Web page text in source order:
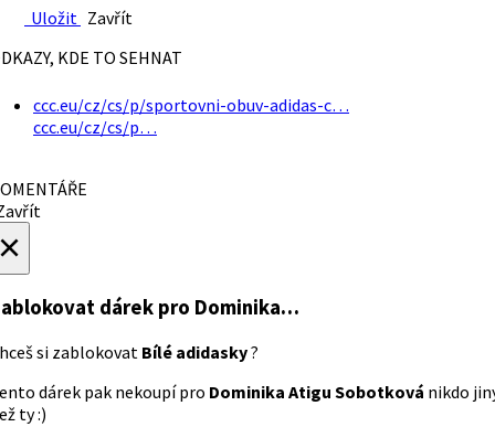
Uložit Zavřít
KDE TO SEHNAT
ccc.eu/cz/cs/p/sportovni-obuv-adidas-c…
ccc.eu/cz/cs/p…
dárek pro Dominika…
si zablokovat Bílé adidasky?
dárek pak nekoupí pro Dominika Atigu Sobotková nikdo
ty :)